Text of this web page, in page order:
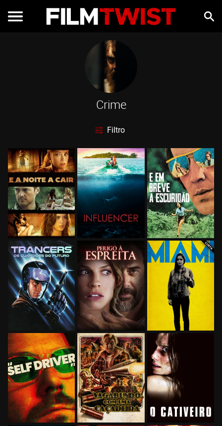
Crime
Filtro